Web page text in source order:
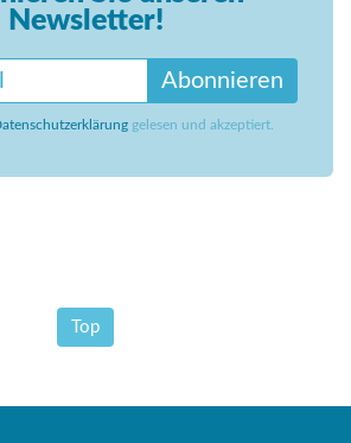
Newsletter!
Abonnieren
gelesen und akzeptiert.
Top